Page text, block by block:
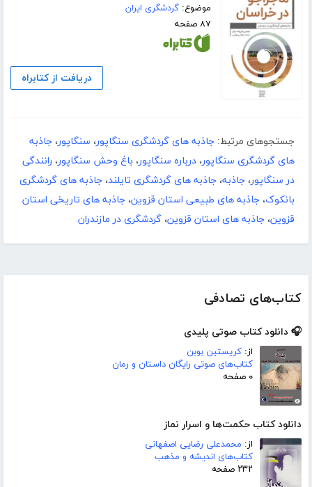
کتاب‌های تصادفی
🎧 دانلود کتاب صوتی پلیدی
از: کریستین بوبن
کتاب‌های صوتی رایگان داستان و رمان
۰ صفحه
دانلود کتاب حکمت‌ها و اسرار نماز
از: محمدعلی رضایی اصفهانی
کتاب‌های اندیشه و مذهب
۲۳۲ صفحه
موضوع:گردشگری ایران
۸۷ صفحه
دریافت از کتابراه
جستجوهای مرتبط: جاذبه های گردشگری سنگاپور، سنگاپور، جاذبه
های گردشگری سنگاپور، درباره سنگاپور، باغ وحش سنگاپور، رانندگی
در سنگاپور، جاذبه، جاذبه های گردشگری تایلند، جاذبه های گردشگری
بانکوک، جاذبه های طبیعی استان قزوین، جاذبه های تاریخی استان
قزوین، جاذبه های استان قزوین، گردشگری در مازندران